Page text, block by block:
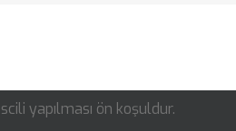
yapılması ön koşuldur.